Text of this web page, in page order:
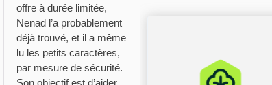
offre à durée limitée,
Nenad l’a probablement
déjà trouvé, et il a même
lu les petits caractères,
par mesure de sécurité.